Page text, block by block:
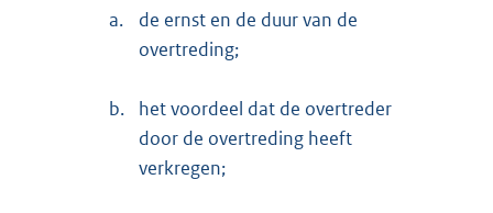
a.
de ernst en de duur van de
overtreding;
b.
het voordeel dat de overtreder
door de overtreding heeft
verkregen;